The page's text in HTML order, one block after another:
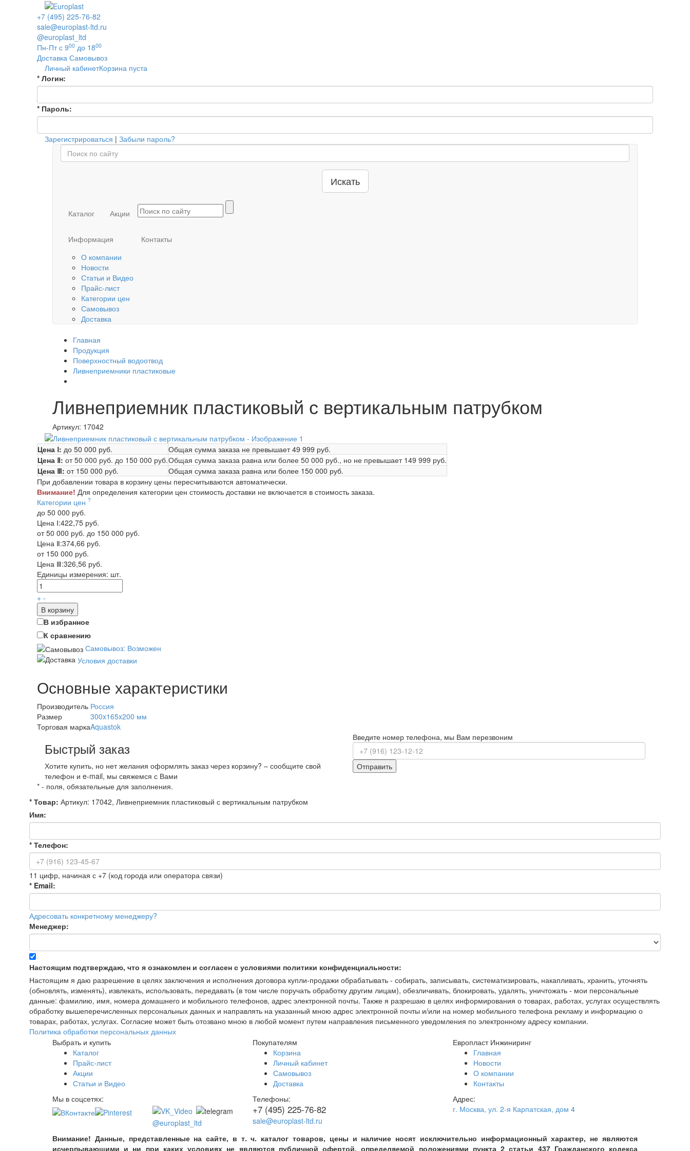
+7 (495) 225-76-82
sale@europlast-ltd.ru
@europlast_ltd
Пн-Пт с 900 до 1800
Доставка Самовывоз
Личный кабинетКорзина пуста
* Логин:
* Пароль:
Зарегистрироваться | Забыли пароль?
Искать
Каталог Акции
Информация
О компании
Новости
Статьи и Видео
Прайс-лист
Категории цен
Самовывоз
Доставка
Контакты
Главная
Продукция
Поверхностный водоотвод
Ливнеприемники пластиковые
Ливнеприемник пластиковый с вертикальным патрубком
Артикул: 17042
Цена Ⅰ: до 50 000 руб. Общая сумма заказа не превышает49 999 руб.
Цена Ⅱ: от 50 000 руб. до 150 000 руб.Общая сумма заказа равна или более 50 000 руб., но не превышает 149 999 руб.
Цена Ⅲ: от 150 000 руб. Общая сумма заказа равна или более 150 000 руб.
При добавлении товара в корзину цены пересчитываются автоматически.
Внимание! Для определения категории цен стоимость доставки не включается в стоимость заказа.
Категории цен ?
до 50 000 руб.
Цена Ⅰ:422,75 руб.
от 50 000 руб. до 150 000 руб.
Цена Ⅱ:374,66 руб.
от 150 000 руб.
Цена Ⅲ:326,56 руб.
Единицы измерения: шт.
+ -
В корзину
В избранное
К сравнению
Самовывоз: Возможен
Условия доставки
Основные характеристики
Производитель Россия
Размер
300x165x200 мм
Торговая маркаAquastok
Быстрый заказ
Хотите купить, но нет желания оформлять заказ через корзину? – сообщите свой
телефон и e-mail, мы свяжемся с Вами
Введите номер телефона, мы Вам перезвоним
Отправить
* - поля, обязательные для заполнения.
* Товар: Артикул: 17042, Ливнеприемник пластиковый с вертикальным патрубком
Имя:
* Телефон:
11 цифр, начиная с +7 (код города или оператора связи)
* Email:
Адресовать конкретному менеджеру?
Менеджер:
Настоящим подтверждаю, что я ознакомлен и согласен с условиями политики конфиденциальности:
Настоящим я даю разрешение в целях заключения и исполнения договора купли-продажи обрабатывать - собирать, записывать, систематизировать, накапливать, хранить, уточнять
(обновлять, изменять), извлекать, использовать, передавать (в том числе поручать обработку другим лицам), обезличивать, блокировать, удалять, уничтожать - мои персональные
данные: фамилию, имя, номера домашнего и мобильного телефонов, адрес электронной почты. Также я разрешаю в целях информирования о товарах, работах, услугах осуществлять
обработку вышеперечисленных персональных данных и направлять на указанный мною адрес электронной почты и/или на номер мобильного телефона рекламу и информацию о
товарах, работах, услугах. Согласие может быть отозвано мною в любой момент путем направления письменного уведомления по электронному адресу компании.
Политика обработки персональных данных
Выбрать и купить
Каталог
Прайс-лист
Акции
Статьи и Видео
Покупателям
Корзина
Личный кабинет
Самовывоз
Доставка
Европласт Инжиниринг
Главная
Новости
О компании
Контакты
Мы в соцсетях:
@europlast_ltd
Телефоны:
+7 (495) 225-76-82
sale@europlast-ltd.ru
Адрес:
г. Москва, ул. 2-я Карпатская, дом 4
Внимание! Данные, представленные на сайте, в т. ч. каталог товаров, цены и наличие носят исключительно информационный характер, не являются
исчерпывающими и ни при каких условиях не являются публичной офертой, определяемой положениями пункта 2 статьи 437 Гражданского кодекса